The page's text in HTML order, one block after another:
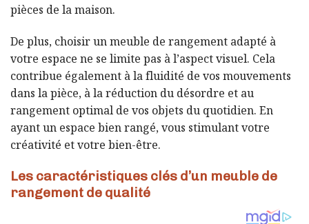
pièces de la maison.
De plus, choisir un meuble de rangement adapté à
votre espace ne se limite pas à l’aspect visuel. Cela
contribue également à la fluidité de vos mouvements
dans la pièce, à la réduction du désordre et au
rangement optimal de vos objets du quotidien. En
ayant un espace bien rangé, vous stimulant votre
créativité et votre bien-être.
Les caractéristiques clés d’un meuble de
rangement de qualité